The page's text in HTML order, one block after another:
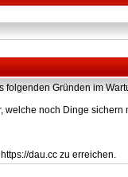
folgenden Gründen im
welche noch Dinge
dau.cc zu erreichen.